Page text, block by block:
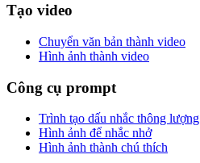
Tạo video
Chuyển văn bản thành video
Hình ảnh thành video
Công cụ prompt
Trình tạo dấu nhắc thông lượng
Hình ảnh để nhắc nhở
Hình ảnh thành chú thích